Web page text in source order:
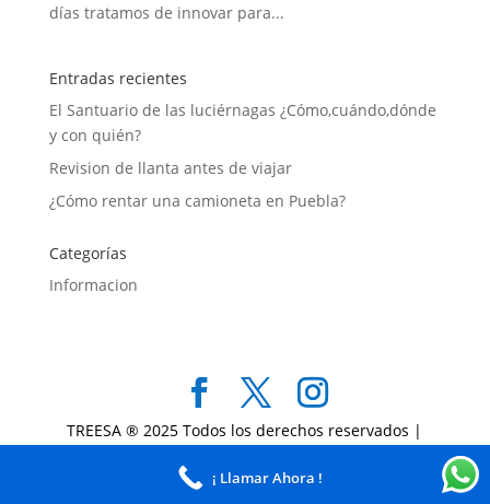
días tratamos de innovar para...
Entradas recientes
El Santuario de las luciérnagas ¿Cómo,cuándo,dónde
y con quién?
Revision de llanta antes de viajar
¿Cómo rentar una camioneta en Puebla?
Categorías
Informacion
TREESA ® 2025 Todos los derechos reservados |
TREESA
¡ Llamar Ahora !